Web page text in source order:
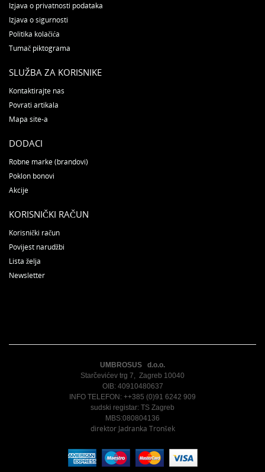
Izjava o privatnosti podataka
Izjava o sigurnosti
Politika kolačića
Tumač piktograma
SLUŽBA ZA KORISNIKE
Kontaktirajte nas
Povrati artikala
Mapa site-a
DODACI
Robne marke (brandovi)
Poklon bonovi
Akcije
KORISNIČKI RAČUN
Korisnički račun
Povijest narudžbi
Lista želja
Newsletter
UMBROSUS d.o.o.
Starčevićev trg 7, Zagreb 10040
OIB: 40910480637
INFO TELEFON: ++385 (0)91 6242 909
sudski registar: TS Zagreb
MBS:080804136
direktor Jadranka Tronšek